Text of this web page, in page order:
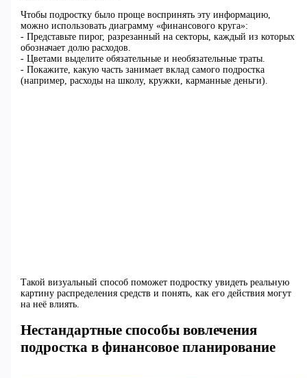
Чтобы подростку было проще воспринять эту информацию,
можно использовать диаграмму «финансового круга»:
- Представьте пирог, разрезанный на секторы, каждый из которых
обозначает долю расходов.
- Цветами выделите обязательные и необязательные траты.
- Покажите, какую часть занимает вклад самого подростка
(например, расходы на школу, кружки, карманные деньги).
Такой визуальный способ поможет подростку увидеть реальную
картину распределения средств и понять, как его действия могут
на неё влиять.
Нестандартные способы вовлечения
подростка в финансовое планирование